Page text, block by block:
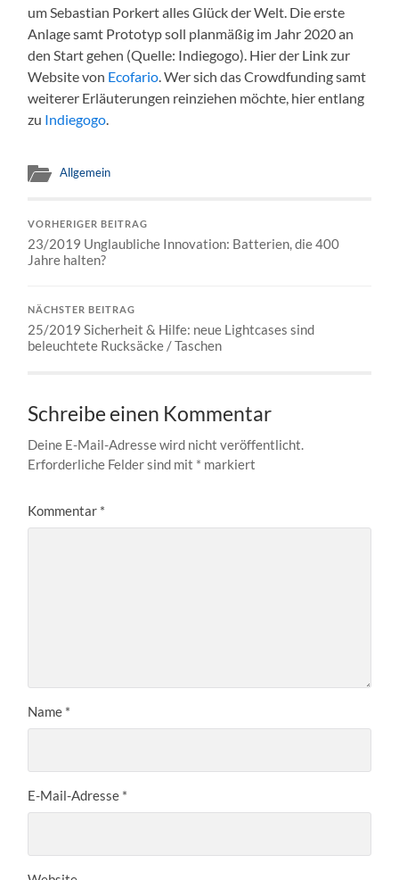
um Sebastian Porkert alles Glück der Welt. Die erste
Anlage samt Prototyp soll planmäßig im Jahr 2020 an
den Start gehen (Quelle: Indiegogo). Hier der Link zur
Website von Ecofario . Wer sich das Crowdfunding samt
weiterer Erläuterungen reinziehen möchte, hier entlang
zu Indiegogo
Allgemein
VORHERIGER BEITRAG
23/2019 Unglaubliche Innovation: Batterien, die 400
Jahre halten?
NÄCHSTER BEITRAG
25/2019 Sicherheit & Hilfe: neue Lightcases sind
beleuchtete Rucksäcke / Taschen
Schreibe einen Kommentar
Deine E-Mail-Adresse wird nicht veröffentlicht.
Erforderliche Felder sind mit * markiert
Kommentar *
Name *
E-Mail-Adresse *